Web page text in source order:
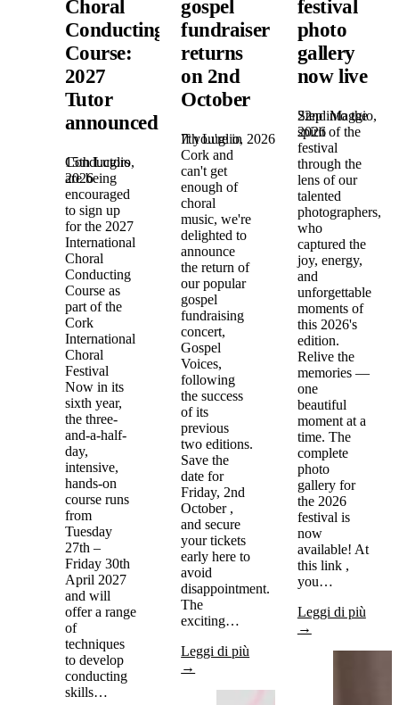
Choral
Conducting
Course:
2027
Tutor
announced!
15th Luglio,
2026
Conductors
are being
encouraged
to sign up
for the 2027
International
Choral
Conducting
Course as
part of the
Cork
International
Choral
Festival
Now in its
sixth year,
the three-
and-a-half-
day,
intensive,
hands-on
course runs
from
Tuesday
27th –
Friday 30th
April 2027
and will
offer a range
of
techniques
to develop
conducting
skills…
gospel
fundraiser
returns
on 2nd
October
7th Luglio, 2026
If you're in
Cork and
can't get
enough of
choral
music, we're
delighted to
announce
the return of
our popular
gospel
fundraising
concert,
Gospel
Voices,
following
the success
of its
previous
two editions.
Save the
date for
Friday, 2nd
October ,
and secure
your tickets
early here to
avoid
disappointment.
The
exciting…
Leggi di più
→
festival
photo
gallery
now live
22nd Maggio,
2026
Step into the
spirit of the
festival
through the
lens of our
talented
photographers,
who
captured the
joy, energy,
and
unforgettable
moments of
this 2026's
edition.
Relive the
memories —
one
beautiful
moment at a
time. The
complete
photo
gallery for
the 2026
festival is
now
available! At
this link ,
you…
Leggi di più
→